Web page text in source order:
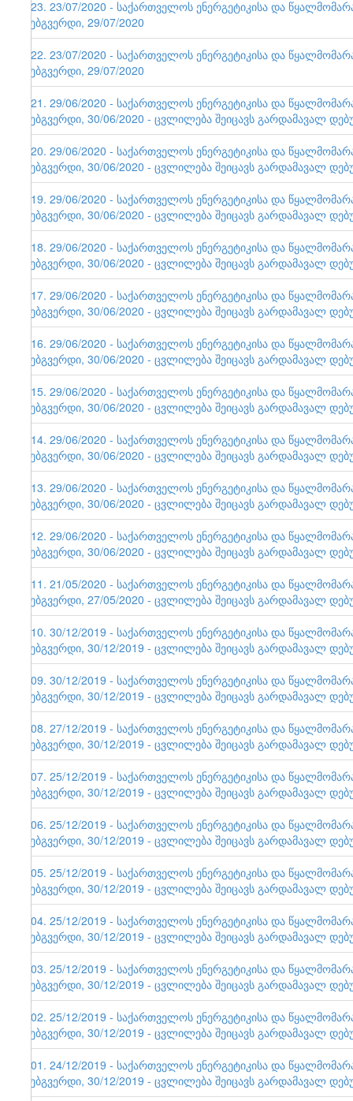
123. 23/07/2020 - საქართველოს ენერგეტიკისა და
ვებგვერდი, 29/07/2020
122. 23/07/2020 - საქართველოს ენერგეტიკისა და
ვებგვერდი, 29/07/2020
121. 29/06/2020 - საქართველოს ენერგეტიკისა და
ვებგვერდი, 30/06/2020 - ცვლილება შეიცავს გარდამავალ
120. 29/06/2020 - საქართველოს ენერგეტიკისა და
ვებგვერდი, 30/06/2020 - ცვლილება შეიცავს გარდამავალ
119. 29/06/2020 - საქართველოს ენერგეტიკისა და
ვებგვერდი, 30/06/2020 - ცვლილება შეიცავს გარდამავალ
118. 29/06/2020 - საქართველოს ენერგეტიკისა და
ვებგვერდი, 30/06/2020 - ცვლილება შეიცავს გარდამავალ
117. 29/06/2020 - საქართველოს ენერგეტიკისა და
ვებგვერდი, 30/06/2020 - ცვლილება შეიცავს გარდამავალ
116. 29/06/2020 - საქართველოს ენერგეტიკისა და
ვებგვერდი, 30/06/2020 - ცვლილება შეიცავს გარდამავალ
115. 29/06/2020 - საქართველოს ენერგეტიკისა და
ვებგვერდი, 30/06/2020 - ცვლილება შეიცავს გარდამავალ
114. 29/06/2020 - საქართველოს ენერგეტიკისა და
ვებგვერდი, 30/06/2020 - ცვლილება შეიცავს გარდამავალ
113. 29/06/2020 - საქართველოს ენერგეტიკისა და
ვებგვერდი, 30/06/2020 - ცვლილება შეიცავს გარდამავალ
112. 29/06/2020 - საქართველოს ენერგეტიკისა და
ვებგვერდი, 30/06/2020 - ცვლილება შეიცავს გარდამავალ
111. 21/05/2020 - საქართველოს ენერგეტიკისა და
ვებგვერდი, 27/05/2020 - ცვლილება შეიცავს გარდამავალ
110. 30/12/2019 - საქართველოს ენერგეტიკისა და
ვებგვერდი, 30/12/2019 - ცვლილება შეიცავს გარდამავალ
109. 30/12/2019 - საქართველოს ენერგეტიკისა და
ვებგვერდი, 30/12/2019 - ცვლილება შეიცავს გარდამავალ
108. 27/12/2019 - საქართველოს ენერგეტიკისა და
ვებგვერდი, 30/12/2019 - ცვლილება შეიცავს გარდამავალ
107. 25/12/2019 - საქართველოს ენერგეტიკისა და
ვებგვერდი, 30/12/2019 - ცვლილება შეიცავს გარდამავალ
106. 25/12/2019 - საქართველოს ენერგეტიკისა და
ვებგვერდი, 30/12/2019 - ცვლილება შეიცავს გარდამავალ
105. 25/12/2019 - საქართველოს ენერგეტიკისა და
ვებგვერდი, 30/12/2019 - ცვლილება შეიცავს გარდამავალ
104. 25/12/2019 - საქართველოს ენერგეტიკისა და
ვებგვერდი, 30/12/2019 - ცვლილება შეიცავს გარდამავალ
103. 25/12/2019 - საქართველოს ენერგეტიკისა და
ვებგვერდი, 30/12/2019 - ცვლილება შეიცავს გარდამავალ
102. 25/12/2019 - საქართველოს ენერგეტიკისა და
ვებგვერდი, 30/12/2019 - ცვლილება შეიცავს გარდამავალ
101. 24/12/2019 - საქართველოს ენერგეტიკისა და
ვებგვერდი, 30/12/2019 - ცვლილება შეიცავს გარდამავალ